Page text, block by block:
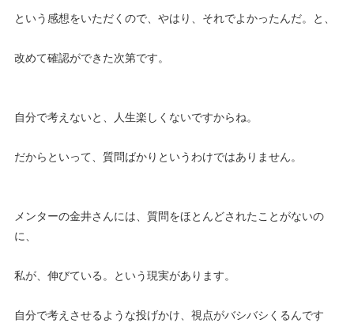
という感想をいただくので、やはり、それでよかったんだ。と、
改めて確認ができた次第です。
自分で考えないと、人生楽しくないですからね。
だからといって、質問ばかりというわけではありません。
メンターの金井さんには、質問をほとんどされたことがないの
に、
私が、伸びている。という現実があります。
自分で考えさせるような投げかけ、視点がバシバシくるんです